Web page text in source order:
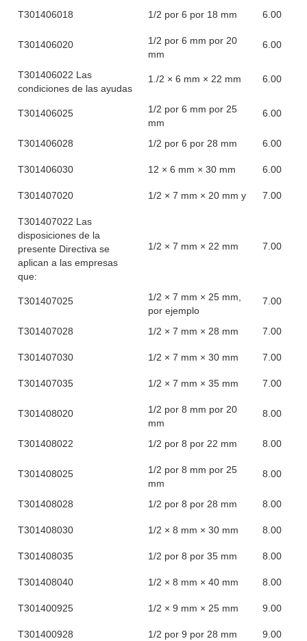
T301406018 1/2 por 6 por 18 mm 6.00
T301406020
1/2 por 6 mm por 20
mm
6.00
T301406022 Las
condiciones de las ayudas
1./2 × 6 mm × 22 mm 6.00
T301406025
1/2 por 6 mm por 25
mm
6.00
T301406028 1/2 por 6 por 28 mm 6.00
T301406030 12 × 6 mm × 30 mm 6.00
T301407020 1/2 × 7 mm × 20 mm y 7.00
T301407022 Las
disposiciones de la
presente Directiva se
aplican a las empresas
que:
1/2 × 7 mm × 22 mm 7.00
T301407025
1/2 × 7 mm × 25 mm,
por ejemplo
7.00
T301407028 1/2 × 7 mm × 28 mm 7.00
T301407030 1/2 × 7 mm × 30 mm 7.00
T301407035 1/2 × 7 mm × 35 mm 7.00
T301408020
1/2 por 8 mm por 20
mm
8.00
T301408022 1/2 por 8 por 22 mm 8.00
T301408025
1/2 por 8 mm por 25
mm
8.00
T301408028 1/2 por 8 por 28 mm 8.00
T301408030 1/2 × 8 mm × 30 mm 8.00
T301408035 1/2 por 8 por 35 mm 8.00
T301408040 1/2 × 8 mm × 40 mm 8.00
T301400925 1/2 × 9 mm × 25 mm 9.00
T301400928 1/2 por 9 por 28 mm 9.00